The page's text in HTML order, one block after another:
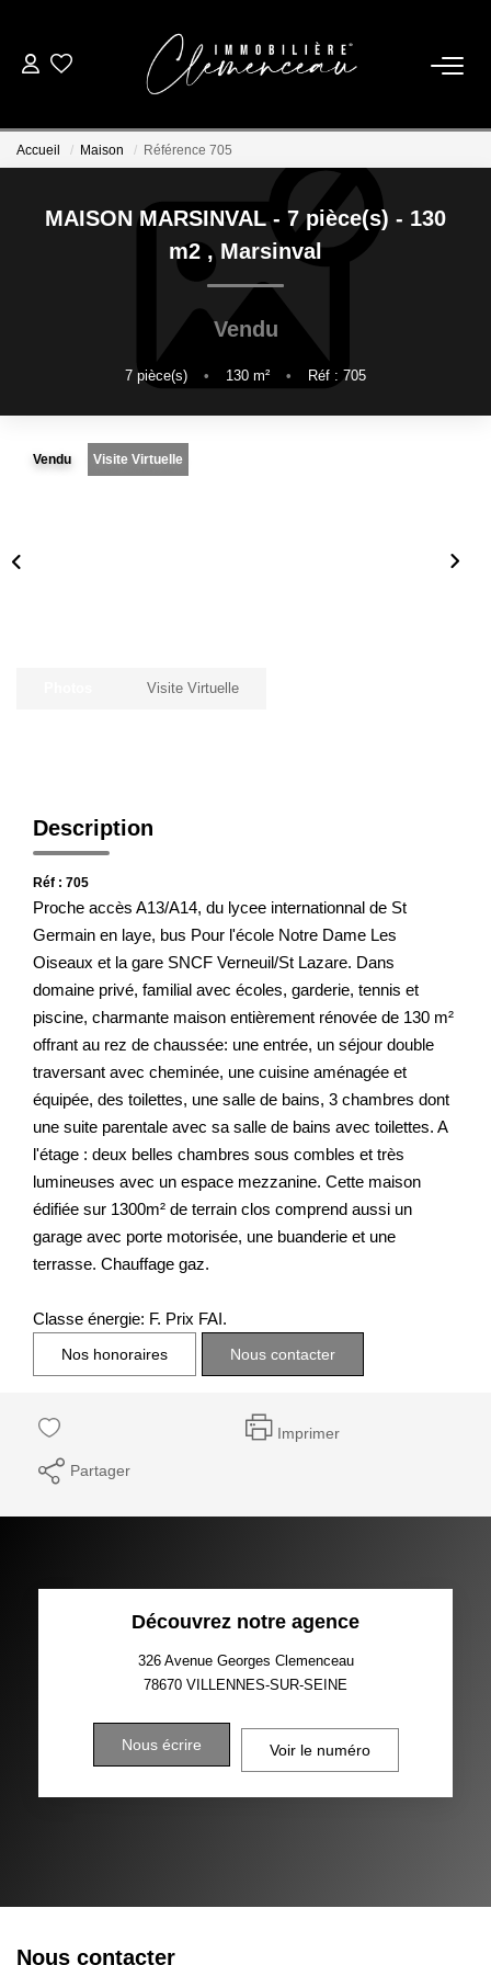
VENTE
LOCATION
ESTIMATION
BIENS VENDUS
NOTRE AGENCE
Accueil Maison Référence 705
MAISON MARSINVAL - 7 pièce(s) - 130
m2, Marsinval
Vendu
7 pièce(s) • 130 m² • Réf : 705
Vendu Visite Virtuelle
Visite Virtuelle
Description
Réf : 705
Proche accès A13/A14, du lycee internationnal de St
Germain en laye, bus Pour l'école Notre Dame Les
Oiseaux et la gare SNCF Verneuil/St Lazare. Dans
domaine privé, familial avec écoles, garderie, tennis et
piscine, charmante maison entièrement rénovée de 130 m²
offrant au rez de chaussée: une entrée, un séjour double
traversant avec cheminée, une cuisine aménagée et
équipée, des toilettes, une salle de bains, 3 chambres dont
une suite parentale avec sa salle de bains avec toilettes. A
l'étage : deux belles chambres sous combles et très
lumineuses avec un espace mezzanine. Cette maison
édifiée sur 1300m² de terrain clos comprend aussi un
garage avec porte motorisée, une buanderie et une
terrasse. Chauffage gaz.
Classe énergie: F. Prix FAI.
Nos honoraires Nous contacter
Imprimer
Partager
Découvrez notre agence
326 Avenue Georges Clemenceau
78670 VILLENNES-SUR-SEINE
Nous écrire Voir le numéro
Nous contacter